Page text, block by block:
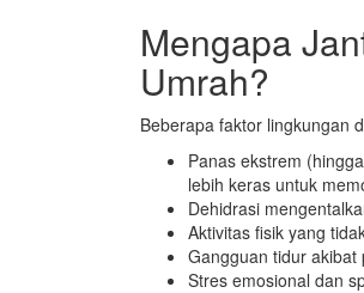
Mengapa
Umrah?
Beberapa faktor lingkungan
Panas ekstrem
lebih keras untuk
Dehidrasi
Aktivitas fisik yang
Gangguan tidur
Stres emosional dan